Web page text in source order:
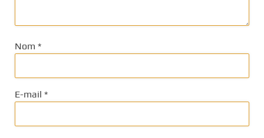
Nom *
E-mail *